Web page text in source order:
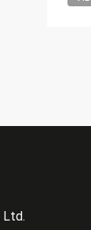
Ltd.